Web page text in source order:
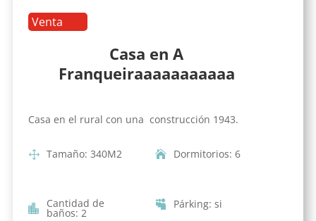
Venta
Casa en A
Franqueiraaaaaaaaaaa
Casa en el rural con una construcción 1943.
Tamaño: 340M2 Dormitorios: 6
Cantidad de
baños: 2
Párking: si